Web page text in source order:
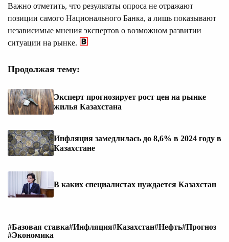
Важно отметить, что результаты опроса не отражают
позиции самого Национального Банка, а лишь показывают
независимые мнения экспертов о возможном развитии
ситуации на рынке.
Продолжая тему:
Эксперт прогнозирует рост цен на рынке
жилья Казахстана
Инфляция замедлилась до 8,6% в 2024 году в
Казахстане
В каких специалистах нуждается Казахстан
#Базовая ставка#Инфляция#Казахстан#Нефть#Прогноз
#Экономика